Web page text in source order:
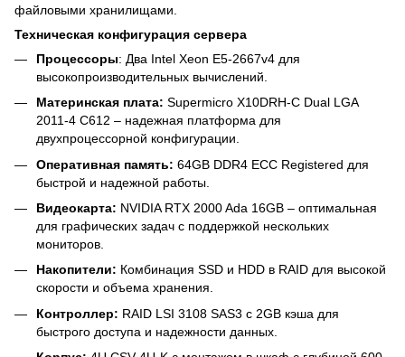
файловыми хранилищами.
Техническая конфигурация сервера
Процессоры: Два Intel Xeon E5-2667v4 для
высокопроизводительных вычислений.
Материнская плата: Supermicro X10DRH-C Dual LGA
2011-4 C612 – надежная платформа для
двухпроцессорной конфигурации.
Оперативная память: 64GB DDR4 ECC Registered для
быстрой и надежной работы.
Видеокарта: NVIDIA RTX 2000 Ada 16GB – оптимальная
для графических задач с поддержкой нескольких
мониторов.
Накопители: Комбинация SSD и HDD в RAID для высокой
скорости и объема хранения.
Контроллер: RAID LSI 3108 SAS3 с 2GB кэша для
быстрого доступа и надежности данных.